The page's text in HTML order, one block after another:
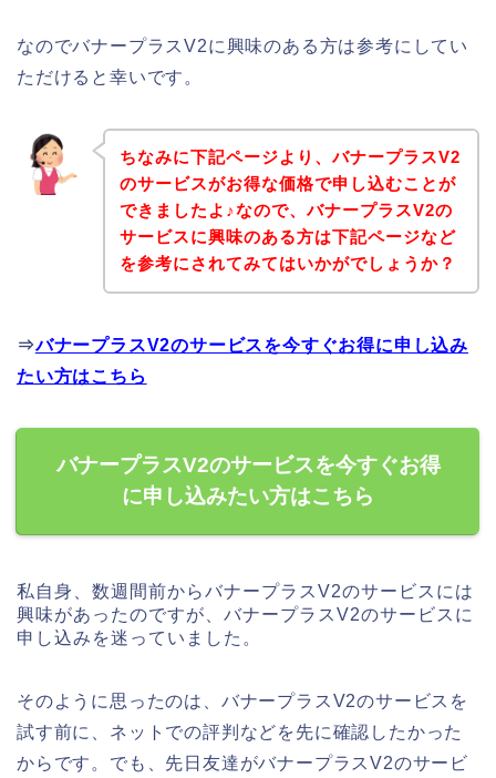
なのでバナープラスV2に興味のある方は参考にしてい
ただけると幸いです。
ちなみに下記ページより、バナープラスV2
のサービスがお得な価格で申し込むことが
できましたよ♪なので、バナープラスV2の
サービスに興味のある方は下記ページなど
を参考にされてみてはいかがでしょうか？
⇒バナープラスV2のサービスを今すぐお得に申し込み
たい方はこちら
バナープラスV2のサービスを今すぐお得
に申し込みたい方はこちら
私自身、数週間前からバナープラスV2のサービスには
興味があったのですが、バナープラスV2のサービスに
申し込みを迷っていました。
そのように思ったのは、バナープラスV2のサービスを
試す前に、ネットでの評判などを先に確認したかった
からです。でも、先日友達がバナープラスV2のサービ